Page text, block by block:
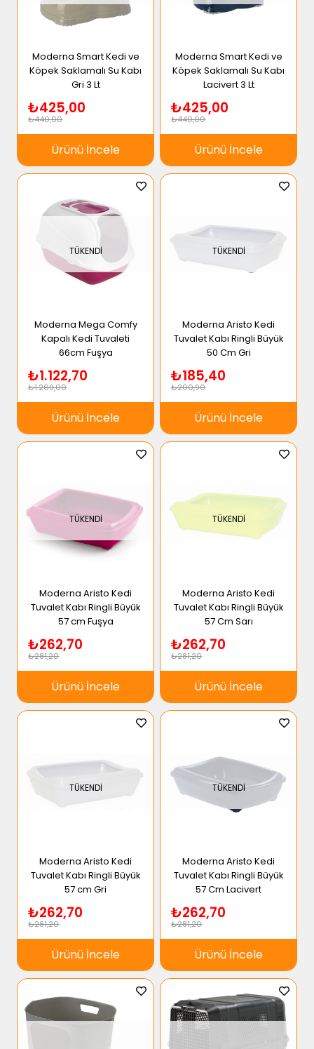
Moderna Smart Kedi ve
Köpek Saklamalı Su Kabı
Gri 3 Lt
₺425,00
₺440,00
Ürünü İncele
Moderna Smart Kedi ve
Köpek Saklamalı Su Kabı
Lacivert 3 Lt
₺425,00
₺440,00
Ürünü İncele
TÜKENDI
Moderna Mega Comfy
Kapalı Kedi Tuvaleti
66cm Fuşya
₺1.122,70
₺1.269,00
Ürünü İncele
TÜKENDI
Moderna Aristo Kedi
Tuvalet Kabı Ringli Büyük
50 Cm Gri
₺185,40
₺200,90
Ürünü İncele
TÜKENDI
Moderna Aristo Kedi
Tuvalet Kabı Ringli Büyük
57 cm Fuşya
₺262,70
₺281,20
Ürünü İncele
TÜKENDI
Moderna Aristo Kedi
Tuvalet Kabı Ringli Büyük
57 Cm Sarı
₺262,70
₺281,20
Ürünü İncele
TÜKENDI
Moderna Aristo Kedi
Tuvalet Kabı Ringli Büyük
57 cm Gri
₺262,70
₺281,20
Ürünü İncele
TÜKENDI
Moderna Aristo Kedi
Tuvalet Kabı Ringli Büyük
57 Cm Lacivert
₺262,70
₺281,20
Ürünü İncele